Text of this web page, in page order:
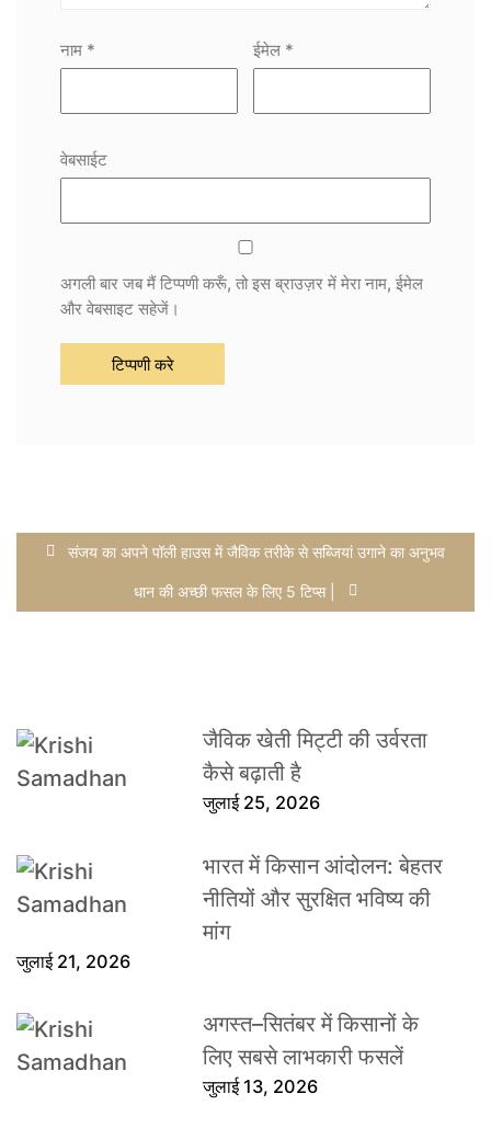
नाम * ईमेल *
वेबसाईट
अगली बार जब मैं टिप्पणी करूँ, तो इस ब्राउज़र में मेरा नाम, ईमेल
और वेबसाइट सहेजें।
संजय का अपने पॉली हाउस में जैविक तरीके से सब्जियां उगाने का अनुभव
धान की अच्छी फसल के लिए 5 टिप्स |
जैविक खेती मिट्टी की उर्वरता
कैसे बढ़ाती है
जुलाई 25, 2026
भारत में किसान आंदोलन: बेहतर
नीतियों और सुरक्षित भविष्य की
मांग
जुलाई 21, 2026
अगस्त–सितंबर में किसानों के
लिए सबसे लाभकारी फसलें
जुलाई 13, 2026